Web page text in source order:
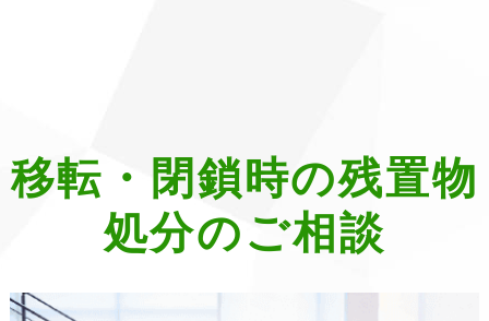
移転・閉鎖時の残置物
処分のご相談